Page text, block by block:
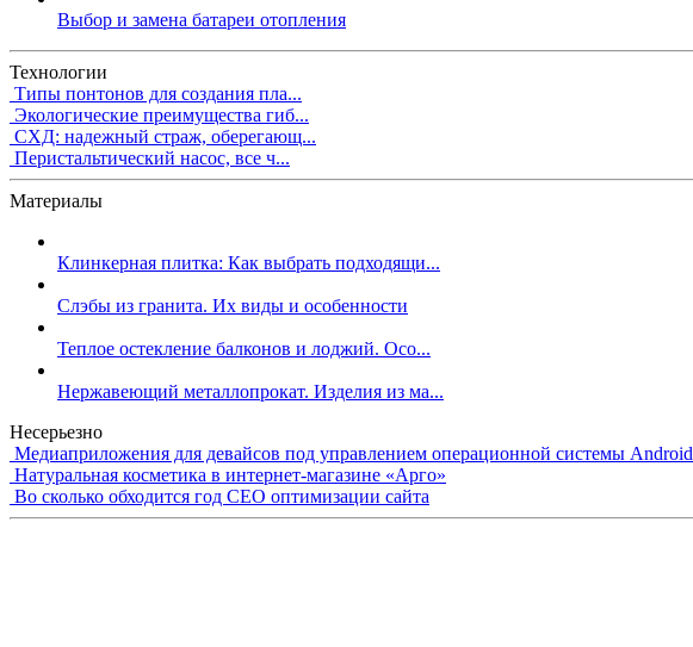
Выбор и замена батареи отопления
Технологии
Типы понтонов для создания пла...
Экологические преимущества гиб...
СХД: надежный страж, оберегающ...
Перистальтический насос, все ч...
Материалы
Клинкерная плитка: Как выбрать подходящи...
Слэбы из гранита. Их виды и особенности
Теплое остекление балконов и лоджий. Осо...
Нержавеющий металлопрокат. Изделия из ма...
Несерьезно
Медиаприложения для девайсов под управлением операционной системы Android
Натуральная косметика в интернет-магазине «Арго»
Во сколько обходится год СЕО оптимизации сайта